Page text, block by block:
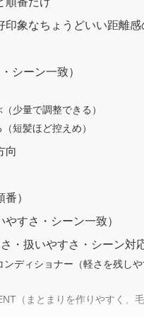
象なちょうどいい距離
シーン一致）
少量で調整できる）
短髪ほど控えめ）
向
）
すさ・シーン一致）
・扱いやすさ・シーン対
ディショナー（軽さを残し
（まとまりを作りやすく、